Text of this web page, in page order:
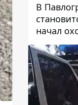
В
начал